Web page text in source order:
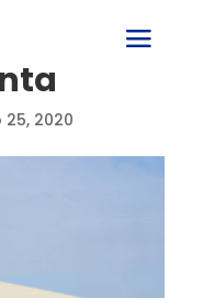
25, 2020